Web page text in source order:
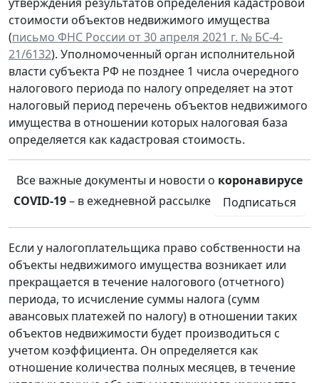
стоимости объектов недвижимого имущества
(письмо ФНС России от 30 апреля 2021 г. № БС-4-
21/6132). Уполномоченный орган исполнительной
власти субъекта РФ не позднее 1 числа очередного
налогового периода по налогу определяет на этот
налоговый период перечень объектов недвижимого
имущества в отношении которых налоговая база
определяется как кадастровая стоимость.
Все важные документы и новости о коронавирусе
COVID-19– в ежедневной рассылке Подписаться
Если у налогоплательщика право собственности на
объекты недвижимого имущества возникает или
прекращается в течение налогового (отчетного)
периода, то исчисление суммы налога (сумм
авансовых платежей по налогу) в отношении таких
объектов недвижимости будет производиться с
учетом коэффициента. Он определяется как
отношение количества полных месяцев, в течение